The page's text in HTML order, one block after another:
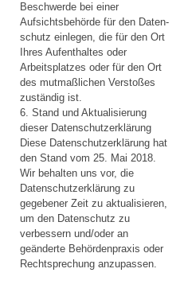
Beschwerde bei einer
Aufsichtsbehörde für den Daten-
schutz einlegen, die für den Ort
Ihres Aufenthaltes oder
Arbeitsplatzes oder für den Ort
des mutmaßlichen Verstoßes
zuständig ist.
6. Stand und Aktualisierung
dieser Datenschutzerklärung
Diese Datenschutzerklärung hat
den Stand vom 25. Mai 2018.
Wir behalten uns vor, die
Datenschutzerklärung zu
gegebener Zeit zu aktualisieren,
um den Datenschutz zu
verbessern und/oder an
geänderte Behördenpraxis oder
Rechtsprechung anzupassen.